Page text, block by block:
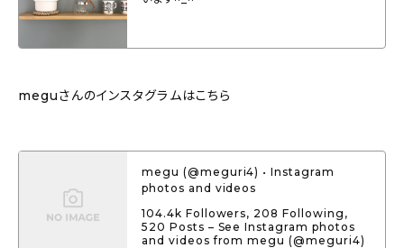
meguさんのインスタグラムはこちら
megu (@meguri4) • Instagram
photos and videos
104.4k Followers, 208 Following,
520 Posts – See Instagram photos
and videos from megu (@meguri4)